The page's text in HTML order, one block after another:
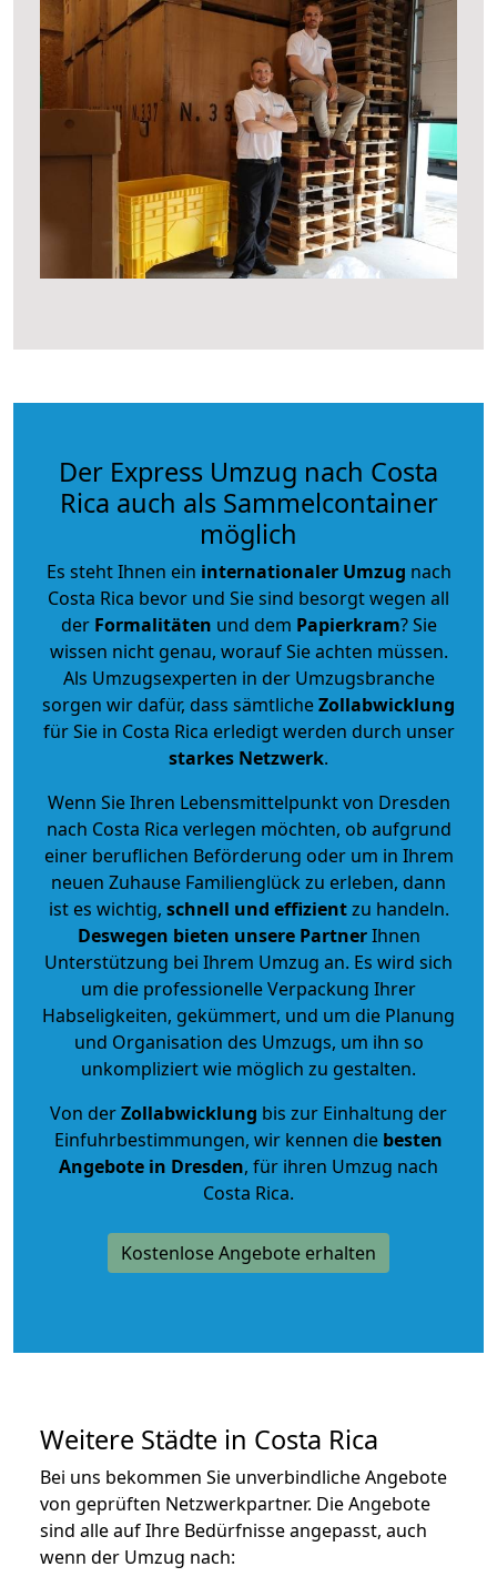
Der Express Umzug nach Costa
Rica auch als Sammelcontainer
möglich
Es steht Ihnen ein internationaler Umzug nach
Costa Rica bevor und Sie sind besorgt wegen all
der Formalitäten und dem Papierkram? Sie
wissen nicht genau, worauf Sie achten müssen.
Als Umzugsexperten in der Umzugsbranche
sorgen wir dafür, dass sämtlicheZollabwicklung
für Sie in Costa Rica erledigt werden durch unser
starkes Netzwerk.
Wenn Sie Ihren Lebensmittelpunkt von Dresden
nach Costa Rica verlegen möchten, ob aufgrund
einer beruflichen Beförderung oder um in Ihrem
neuen Zuhause Familienglück zu erleben, dann
ist es wichtig, schnell und effizientzu handeln.
Deswegen bieten unsere PartnerIhnen
Unterstützung bei Ihrem Umzug an. Es wird sich
um die professionelle Verpackung Ihrer
Habseligkeiten, gekümmert, und um die Planung
und Organisation des Umzugs, um ihn so
unkompliziert wie möglich zu gestalten.
Von derZollabwicklung bis zur Einhaltung der
Einfuhrbestimmungen, wir kennen die besten
Angebote in Dresden, für ihren Umzug nach
Costa Rica.
Kostenlose Angebote erhalten
Weitere Städte in Costa Rica
Bei uns bekommen Sie unverbindliche Angebote
von geprüften Netzwerkpartner. Die Angebote
sind alle auf Ihre Bedürfnisse angepasst, auch
wenn der Umzug nach: